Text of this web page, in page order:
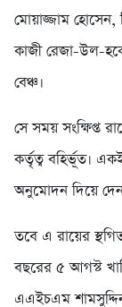
মোয়াজ্জাম
কাজী রেজা-উল-
বেঞ্চ।
সে সময় সংক্ষিপ্ত
কর্তৃত্ব বহির্ভূত।
অনুমোদন দিয়ে
তবে এ রায়ের
বছরের ৫ আগস্ট
এএইচএম